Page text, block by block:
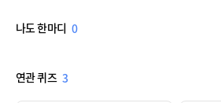
나도 한마디 0
연관 퀴즈 3